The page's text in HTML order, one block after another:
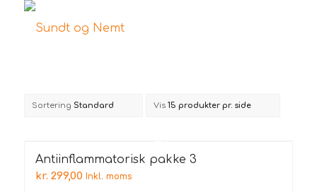
Sortering Standard Vis 15 produkter pr. side
Antiinflammatorisk pakke 3
kr. 299,00 Inkl. moms